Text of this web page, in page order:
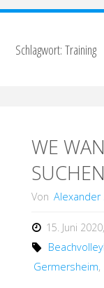
Schlagwort:Training
WE
Von Alexander
15. Juni
Germersheim,